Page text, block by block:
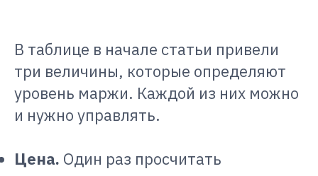
В таблице в начале статьи привели
три величины, которые определяют
уровень маржи. Каждой из них можно
и нужно управлять.
Цена. Один раз просчитать